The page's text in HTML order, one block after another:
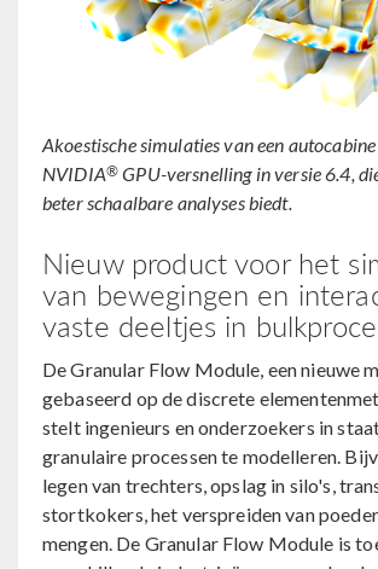
Akoestische simulaties van een
NVIDIA® GPU-versnelling in versie 6.4,
beter schaalbare analyses biedt.
Nieuw product voor het
van bewegingen en
vaste deeltjes in
De Granular Flow Module, een nieuwe
gebaseerd op de discrete
stelt ingenieurs en onderzoekers in
granulaire processen te modelleren.
legen van trechters, opslag in silo's,
stortkokers, het verspreiden van
mengen. De Granular Flow Module is